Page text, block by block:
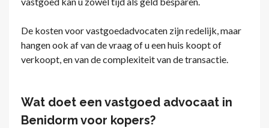
De kosten voor vastgoedadvocaten zijn redelijk, maar
hangen ook af van de vraag of u een huis koopt of
verkoopt, en van de complexiteit van de transactie.
Wat doet een vastgoed advocaat in
Benidorm voor kopers?